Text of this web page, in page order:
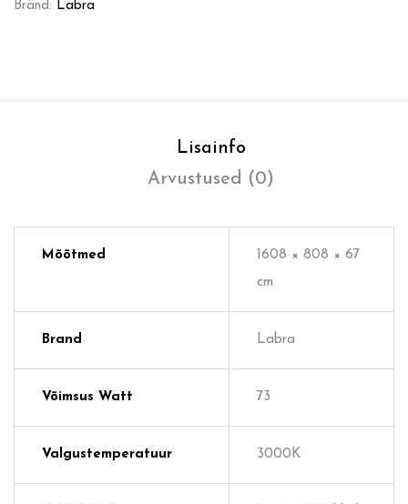
Bränd: Labra
Lisainfo
Arvustused (0)
Mõõtmed
1608 × 808 × 67
cm
Brand Labra
Võimsus Watt 73
Valgustemperatuur 3000K